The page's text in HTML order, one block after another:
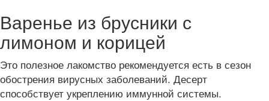
Варенье из брусники с
лимоном и корицей
Это полезное лакомство рекомендуется есть в сезон
обострения вирусных заболеваний. Десерт
способствует укреплению иммунной системы.